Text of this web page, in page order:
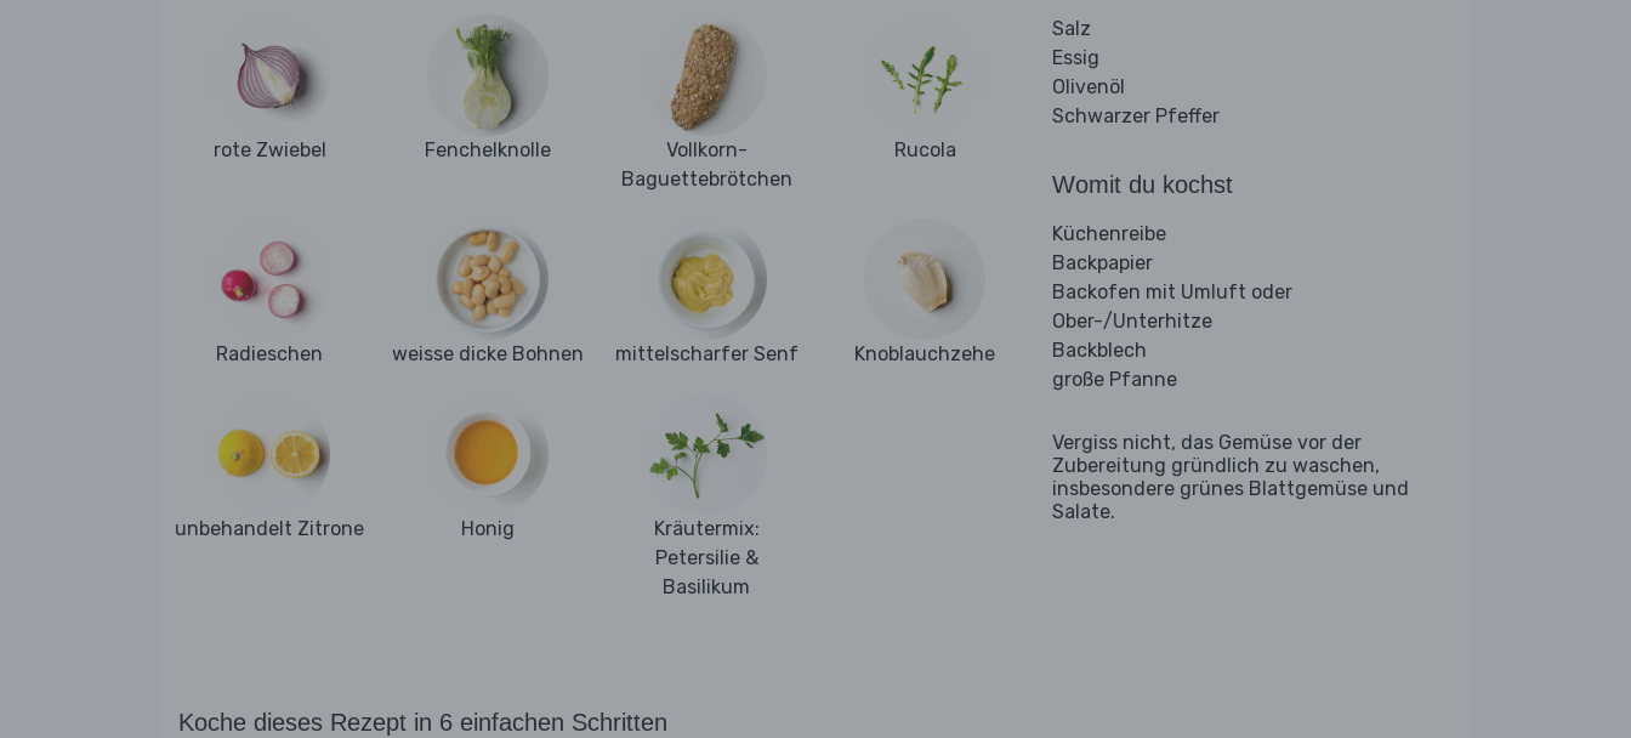
rote Zwiebel Fenchelknolle
Vollkorn-
Baguettebrötchen
Rucola
Radieschen weisse dicke Bohnen mittelscharfer Senf Knoblauchzehe
unbehandelt Zitrone Honig
Kräutermix:
Petersilie &
Basilikum
Salz
Essig
Olivenöl
Schwarzer Pfeffer
Womit du kochst
Küchenreibe
Backpapier
Backofen mit Umluft oder
Ober-/Unterhitze
Backblech
große Pfanne
Vergiss nicht, das Gemüse vor der
Zubereitung gründlich zu waschen,
insbesondere grünes Blattgemüse und
Salate.
Koche dieses Rezept in 6 einfachen Schritten